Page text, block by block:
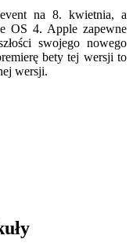
na 8. kwietnia, a
OS 4. Apple zapewne
swojego nowego
bety tej wersji to
wersji.